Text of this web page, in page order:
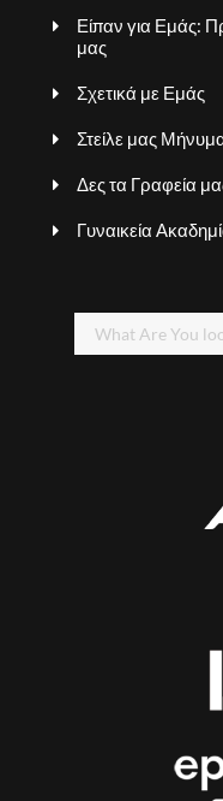
Είπαν για Εμάς:
μας
Σχετικά με Εμάς
Στείλε μας
Δες τα Γραφεία
Γυναικεία